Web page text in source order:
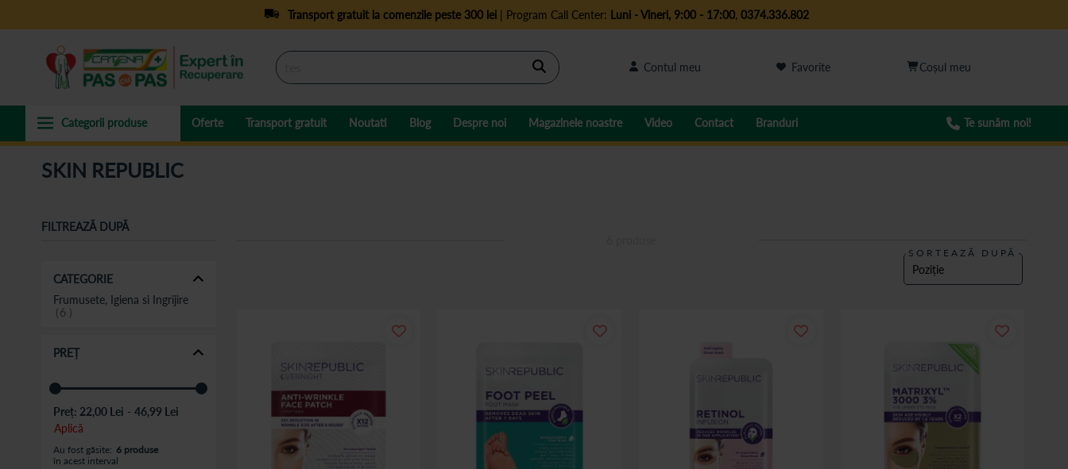
Transport gratuit la comenzile peste 300 lei| Program Call Center: Luni - Vineri, 9:00 - 17:00, 0374.336.802
Cautare Contul meu Favorite
Oferte Transport gratuit Noutati Blog Despre noi Magazinele noastre Video Contact Branduri Te sunăm noi!
SKIN REPUBLIC
SORTEAZĂ DUPĂ
FILTREAZĂ DUPĂ
CATEGORIE
Frumusete, Igiena si Ingrijire
6
PREȚ
Preț: 22,00 Lei - 46,99 Lei
Aplică
Au fost găsite: 6 produse
în acest interval